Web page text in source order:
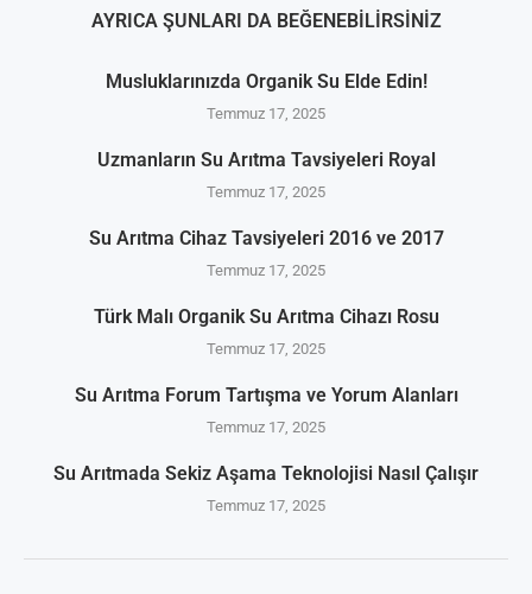
AYRICA ŞUNLARI DA BEĞENEBILIRSINIZ
Musluklarınızda Organik Su Elde Edin!
Temmuz 17, 2025
Uzmanların Su Arıtma Tavsiyeleri Royal
Temmuz 17, 2025
Su Arıtma Cihaz Tavsiyeleri 2016 ve 2017
Temmuz 17, 2025
Türk Malı Organik Su Arıtma Cihazı Rosu
Temmuz 17, 2025
Su Arıtma Forum Tartışma ve Yorum Alanları
Temmuz 17, 2025
Su Arıtmada Sekiz Aşama Teknolojisi Nasıl Çalışır
Temmuz 17, 2025